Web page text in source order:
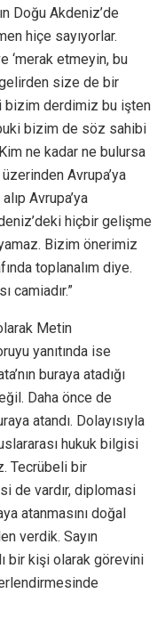
Doğu Akdeniz’de
hiçe sayıyorlar.
‘merak etmeyin, bu
size de bir
bizim derdimiz bu işten
bizim de söz sahibi
ne kadar ne bulursa
Avrupa’ya
Avrupa’ya
hiçbir gelişme
Bizim önerimiz
toplanalım diye.
camiadır.”
Metin
yanıtında ise
buraya atadığı
Daha önce de
atandı. Dolayısıyla
hukuk bilgisi
Tecrübeli bir
de vardır, diplomasi
atanmasını doğal
verdik. Sayın
bir kişi olarak görevini